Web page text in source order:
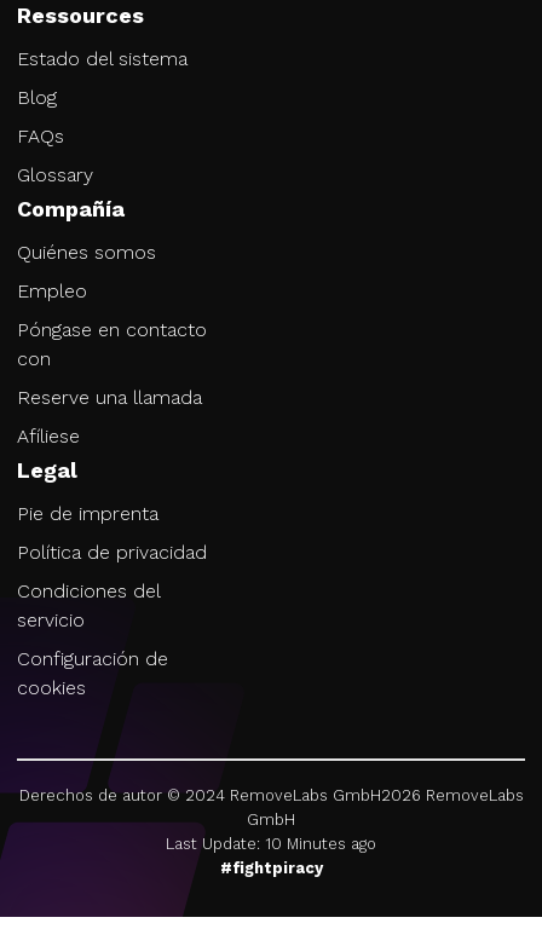
Ressources
Estado del sistema
Blog
FAQs
Glossary
Compañía
Quiénes somos
Empleo
Póngase en contacto
con
Reserve una llamada
Afíliese
Legal
Pie de imprenta
Política de privacidad
Condiciones del
servicio
Configuración de
cookies
Derechos de autor © 2024 RemoveLabs GmbH2026 RemoveLabs
GmbH
Last Update: 10 Minutes ago
#fightpiracy